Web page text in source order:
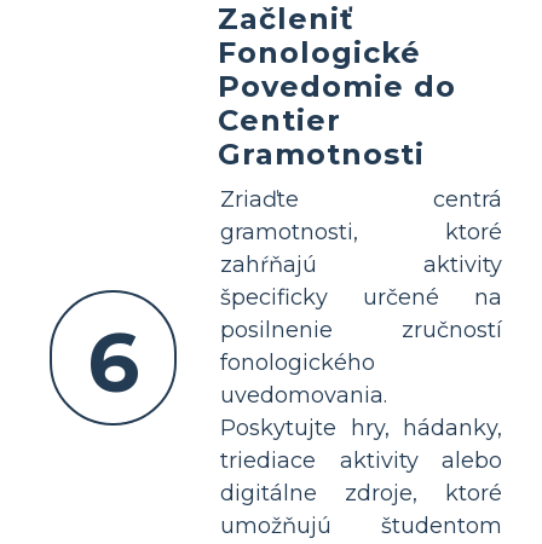
6
Začleniť
Fonologické
Povedomie do
Centier
Gramotnosti
Zriaďte centrá
gramotnosti, ktoré
zahŕňajú aktivity
špecificky určené na
posilnenie zručností
fonologického
uvedomovania.
Poskytujte hry, hádanky,
triediace aktivity alebo
digitálne zdroje, ktoré
umožňujú študentom